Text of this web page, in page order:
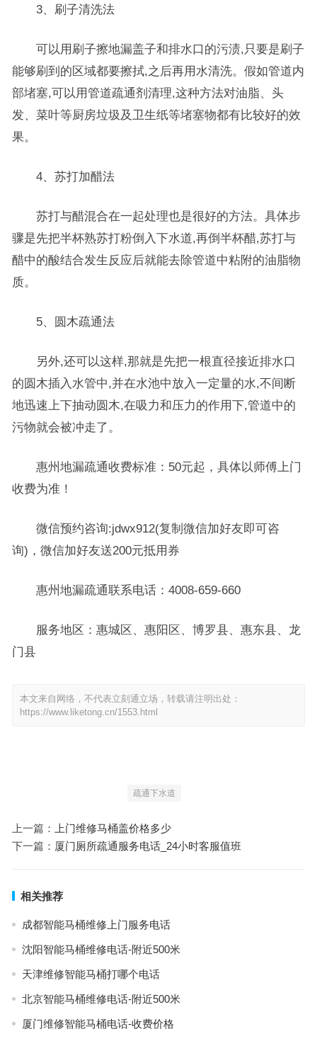
3、刷子清洗法
可以用刷子擦地漏盖子和排水口的污渍,只要是刷子
能够刷到的区域都要擦拭,之后再用水清洗。假如管道内
部堵塞,可以用管道疏通剂清理,这种方法对油脂、头
发、菜叶等厨房垃圾及卫生纸等堵塞物都有比较好的效
果。
4、苏打加醋法
苏打与醋混合在一起处理也是很好的方法。具体步
骤是先把半杯熟苏打粉倒入下水道,再倒半杯醋,苏打与
醋中的酸结合发生反应后就能去除管道中粘附的油脂物
质。
5、圆木疏通法
另外,还可以这样,那就是先把一根直径接近排水口
的圆木插入水管中,并在水池中放入一定量的水,不间断
地迅速上下抽动圆木,在吸力和压力的作用下,管道中的
污物就会被冲走了。
惠州地漏疏通收费标准：50元起，具体以师傅上门
收费为准！
微信预约咨询:jdwx912(复制微信加好友即可咨
询)，微信加好友送200元抵用券
惠州地漏疏通联系电话：4008-659-660
服务地区：惠城区、惠阳区、博罗县、惠东县、龙
门县
本文来自网络，不代表立刻通立场，转载请注明出处：
https://www.liketong.cn/1553.html
疏通下水道
上一篇：
上门维修马桶盖价格多少
下一篇： 厦门厕所疏通服务电话_24小时客服值班
相关推荐
成都智能马桶维修上门服务电话
沈阳智能马桶维修电话-附近500米
天津维修智能马桶打哪个电话
北京智能马桶维修电话-附近500米
厦门维修智能马桶电话-收费价格